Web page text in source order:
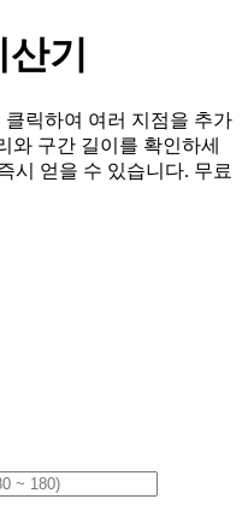
기
릭하여 여러 지점을 추가
와 구간 길이를 확인하세
시 얻을 수 있습니다. 무료